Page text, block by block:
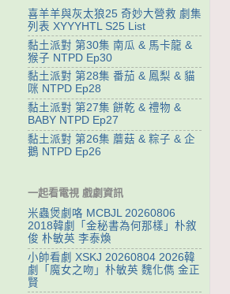
喜羊羊與灰太狼25 奇妙大營救 劇集
列表 XYYYHTL S25 List
黏土派對 第30集 南瓜 & 馬卡龍 &
猴子 NTPD Ep30
黏土派對 第28集 番茄 & 鳳梨 & 貓
咪 NTPD Ep28
黏土派對 第27集 餅乾 & 禮物 &
BABY NTPD Ep27
黏土派對 第26集 蘑菇 & 粽子 & 企
鵝 NTPD Ep26
一起看電視 戲劇資訊
米蟲煲劇咯 MCBJL 20260806
2018韓劇「金秘書為何那樣」朴敘
俊 朴敏英 李泰煥
小帥看劇 XSKJ 20260804 2026韓
劇「魔女之吻」朴敏英 魏化儁 金正
賢